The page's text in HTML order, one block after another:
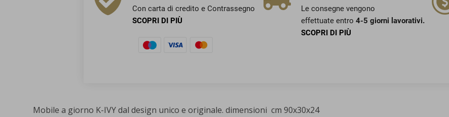
Con carta di credito e Contrassegno
SCOPRI DI PIÙ
Le consegne vengono
effettuate entro 4-5 giorni lavorativi.
SCOPRI DI PIÙ
Mobile a giorno K-IVY dal design unico e originale. dimensioni cm 90x30x24